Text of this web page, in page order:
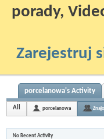
porady,
Zarejestruj
porcelanowa's Activity
All porcelanowa
No Recent Activity